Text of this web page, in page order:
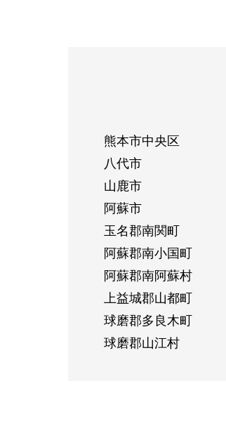
熊本市中央区
八代市
山鹿市
阿蘇市
玉名郡南関町
阿蘇郡南小国町
阿蘇郡南阿蘇村
上益城郡山都町
球磨郡多良木町
球磨郡山江村